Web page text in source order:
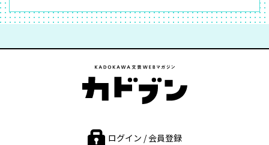
ログイン / 会員登録